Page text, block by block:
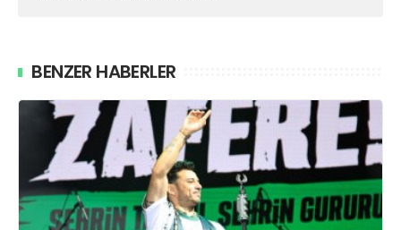
BENZER HABERLER